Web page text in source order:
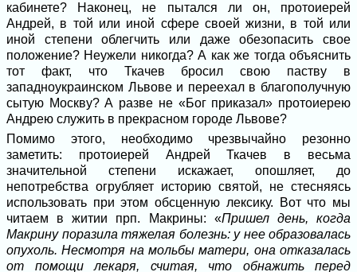
кабинете? Наконец, не пытался ли он, протоиерей
Андрей, в той или иной сфере своей жизни, в той или
иной степени облегчить или даже обезопасить свое
положение? Неужели никогда? А как же тогда объяснить
тот факт, что Ткачев бросил свою паству в
западноукраинском Львове и переехал в благополучную
сытую Москву? А разве не «Бог приказал» протоиерею
Андрею служить в прекрасном городе Львове?
Помимо этого, необходимо чрезвычайно резонно
заметить: протоиерей Андрей Ткачев в весьма
значительной степени искажает, опошляет, до
непотребства огрубляет историю святой, не стесняясь
использовать при этом обсценную лексику. Вот что мы
читаем в житии прп. Макрины: «Пришел день, когда
Макрину поразила тяжелая болезнь: у нее образовалась
опухоль. Несмотря на мольбы матери, она отказалась
от помощи лекаря, считая, что обнажить перед